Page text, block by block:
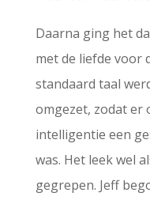
Daarna ging het
met de liefde voor
standaard taal
omgezet, zodat er
intelligentie een
was. Het leek wel
gegrepen. Jeff